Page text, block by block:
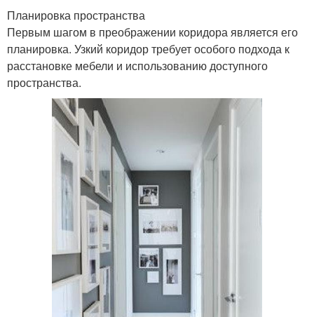
Планировка пространства
Первым шагом в преображении коридора является его
планировка. Узкий коридор требует особого подхода к
расстановке мебели и использованию доступного
пространства.